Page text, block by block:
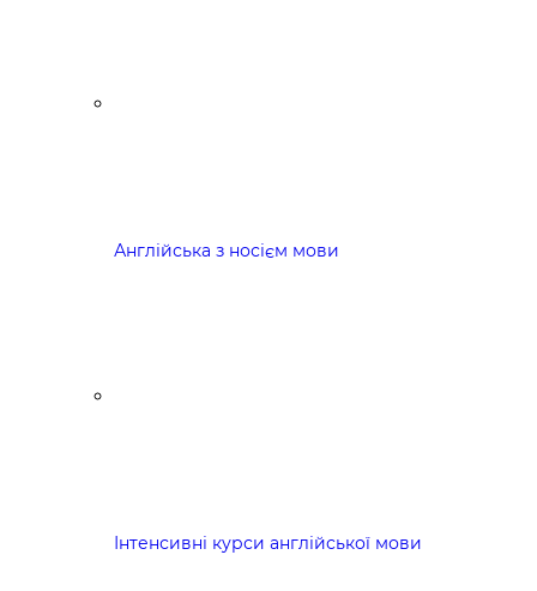
Англійська з носієм мови
Інтенсивні курси англійської мови